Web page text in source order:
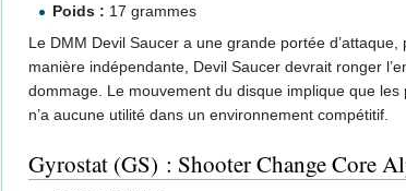
Poids : 17 grammes
Le DMM Devil Saucer a une grande portée
manière indépendante, Devil Saucer devrait ronger
dommage. Le mouvement du disque implique que
n’a aucune utilité dans un environnement compétitif.
Gyrostat (GS) : Shooter Change Core